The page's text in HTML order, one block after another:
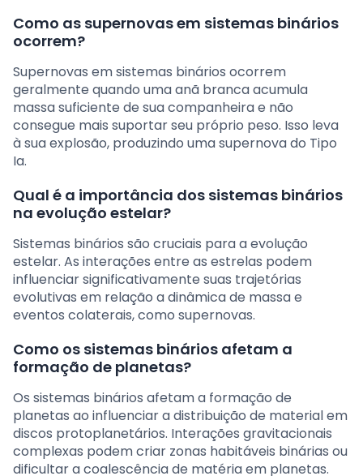
Como as supernovas em sistemas binários
ocorrem?
Supernovas em sistemas binários ocorrem
geralmente quando uma anã branca acumula
massa suficiente de sua companheira e não
consegue mais suportar seu próprio peso. Isso leva
à sua explosão, produzindo uma supernova do Tipo
Ia.
Qual é a importância dos sistemas binários
na evolução estelar?
Sistemas binários são cruciais para a evolução
estelar. As interações entre as estrelas podem
influenciar significativamente suas trajetórias
evolutivas em relação a dinâmica de massa e
eventos colaterais, como supernovas.
Como os sistemas binários afetam a
formação de planetas?
Os sistemas binários afetam a formação de
planetas ao influenciar a distribuição de material em
discos protoplanetários. Interações gravitacionais
complexas podem criar zonas habitáveis binárias ou
dificultar a coalescência de matéria em planetas.